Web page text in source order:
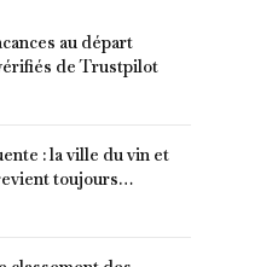
au départ
de Trustpilot
: la ville du vin et
toujours